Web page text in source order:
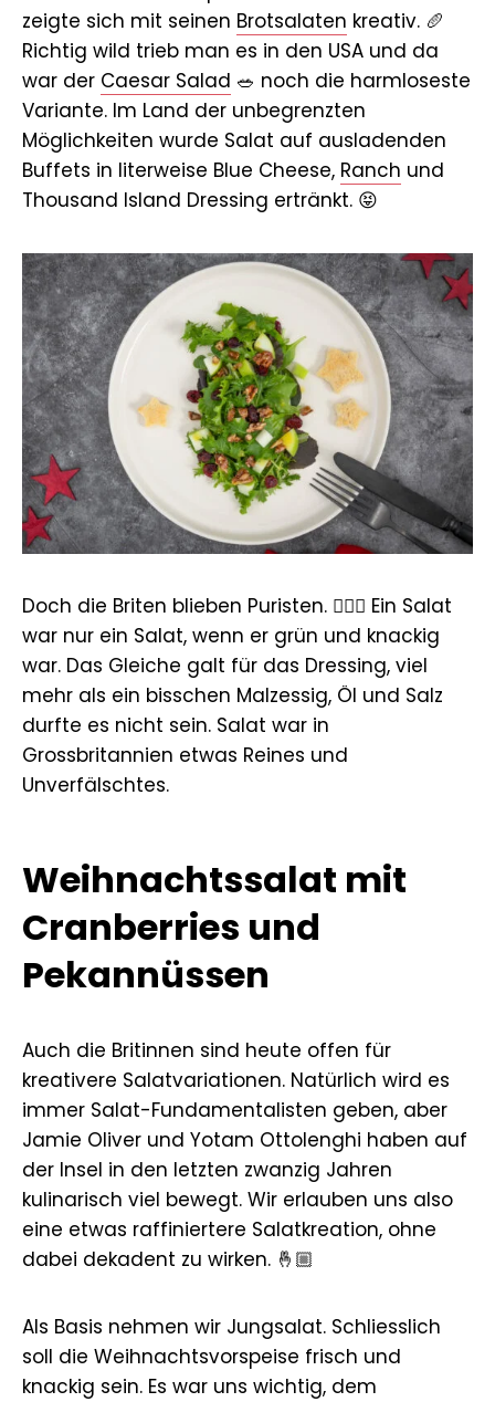
zeigte sich mit seinen Brotsalaten kreativ. 🥖
Richtig wild trieb man es in den USA und da
war der Caesar Salad 🥗 noch die harmloseste
Variante. Im Land der unbegrenzten
Möglichkeiten wurde Salat auf ausladenden
Buffets in literweise Blue Cheese, Ranch und
Thousand Island Dressing ertränkt. 😝
Doch die Briten blieben Puristen. 💂🏻‍♂️ Ein Salat
war nur ein Salat, wenn er grün und knackig
war. Das Gleiche galt für das Dressing, viel
mehr als ein bisschen Malzessig, Öl und Salz
durfte es nicht sein. Salat war in
Grossbritannien etwas Reines und
Unverfälschtes.
Weihnachtssalat mit
Cranberries und
Pekannüssen
Auch die Britinnen sind heute offen für
kreativere Salatvariationen. Natürlich wird es
immer Salat-Fundamentalisten geben, aber
Jamie Oliver und Yotam Ottolenghi haben auf
der Insel in den letzten zwanzig Jahren
kulinarisch viel bewegt. Wir erlauben uns also
eine etwas raffiniertere Salatkreation, ohne
dabei dekadent zu wirken. 🤞🏼
Als Basis nehmen wir Jungsalat. Schliesslich
soll die Weihnachtsvorspeise frisch und
knackig sein. Es war uns wichtig, dem